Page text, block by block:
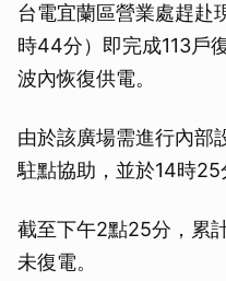
台電宜蘭區營業處趕赴
時44分）即完成113戶
波內恢復供電。
由於該廣場需進行內部
駐點協助，並於14時25
截至下午2點25分，累
未復電。